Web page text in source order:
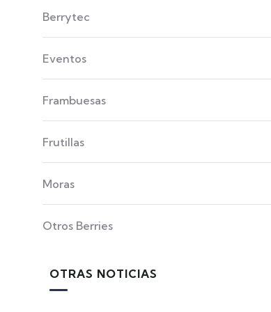
Berrytec
Eventos
Frambuesas
Frutillas
Moras
Otros Berries
OTRAS NOTICIAS